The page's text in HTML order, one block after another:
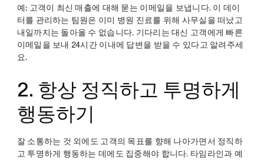
예: 고객이 최신 매출에 대해 묻는 이메일을 보냅니다. 이 데이
터를 관리하는 팀원은 이미 병원 진료를 위해 사무실을 떠났고
내일까지는 돌아올 수 없습니다. 기다리는 대신 고객에게 빠른
이메일을 보내 24시간 이내에 답변을 받을 수 있다고 알려주세
요.
2. 항상 정직하고 투명하게
행동하기
잘 소통하는 것 외에도 고객의 목표를 향해 나아가면서 정직하
고 투명하게 행동하는 데에도 집중해야 합니다. 타임라인과 예